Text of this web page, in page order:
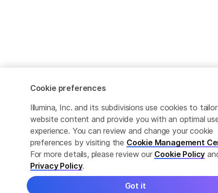
Cookie preferences
Illumina, Inc. and its subdivisions use cookies to tailor
website content and provide you with an optimal
experience. You can review and change your cookie
preferences by visiting the Cookie Management
For more details, please review our Cookie Policy
Privacy Policy.
Got it